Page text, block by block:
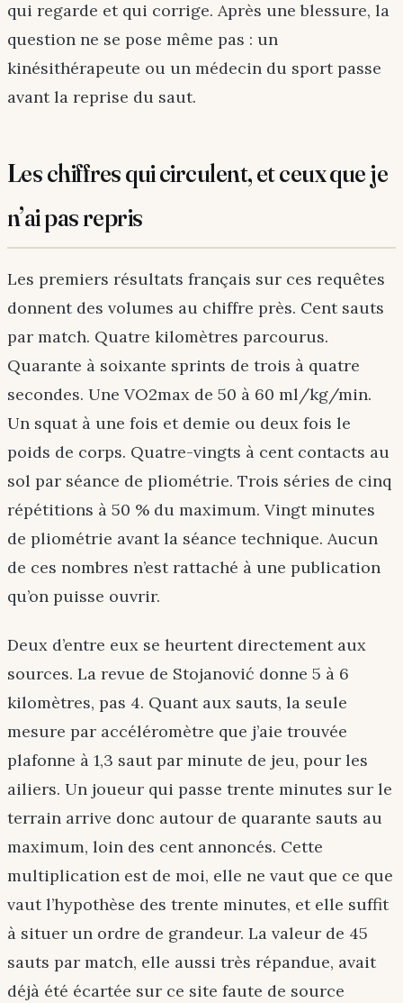
qui regarde et qui corrige. Après une blessure, la
question ne se pose même pas : un
kinésithérapeute ou un médecin du sport passe
avant la reprise du saut.
Les chiffres qui circulent, et ceux que je
n’ai pas repris
Les premiers résultats français sur ces requêtes
donnent des volumes au chiffre près. Cent sauts
par match. Quatre kilomètres parcourus.
Quarante à soixante sprints de trois à quatre
secondes. Une VO2max de 50 à 60 ml/kg/min.
Un squat à une fois et demie ou deux fois le
poids de corps. Quatre-vingts à cent contacts au
sol par séance de pliométrie. Trois séries de cinq
répétitions à 50 % du maximum. Vingt minutes
de pliométrie avant la séance technique. Aucun
de ces nombres n’est rattaché à une publication
qu’on puisse ouvrir.
Deux d’entre eux se heurtent directement aux
sources. La revue de Stojanović donne 5 à 6
kilomètres, pas 4. Quant aux sauts, la seule
mesure par accéléromètre que j’aie trouvée
plafonne à 1,3 saut par minute de jeu, pour les
ailiers. Un joueur qui passe trente minutes sur le
terrain arrive donc autour de quarante sauts au
maximum, loin des cent annoncés. Cette
multiplication est de moi, elle ne vaut que ce que
vaut l’hypothèse des trente minutes, et elle suffit
à situer un ordre de grandeur. La valeur de 45
sauts par match, elle aussi très répandue, avait
déjà été écartée sur ce site faute de source